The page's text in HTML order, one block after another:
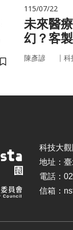
儲存書籤
115/07/22
未來醫
幻？客
實世界
陳彥諺 ｜ 科
科技大
地址：
電話：
信箱：